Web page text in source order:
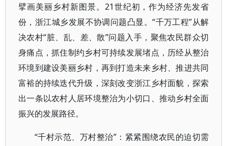
擘画美丽乡村新图景。21世纪初，作为经济先发省
份，浙江城乡发展不协调问题凸显。“千万工程”从解
决农村“脏、乱、差、散”问题入手，聚焦农民群众切
身痛点，抓住制约乡村可持续发展堵点，历经从整治
环境到建设美丽乡村，再到打造未来乡村、推进共同
富裕的持续迭代升级，深刻改变浙江乡村面貌，探索
出一条以农村人居环境整治为小切口、推动乡村全面
振兴的发展路径。
“千村示范、万村整治”：紧紧围绕农民的迫切需